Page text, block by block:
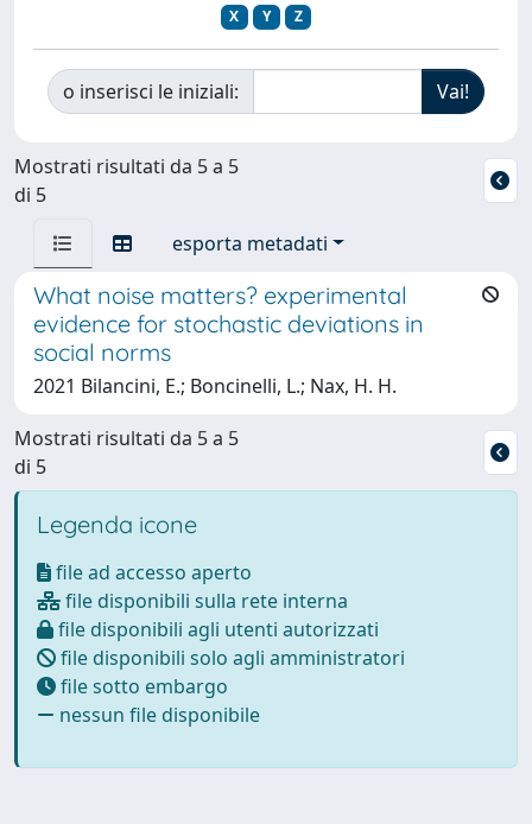
X
Y Z
o inserisci le iniziali:
Mostrati risultati da 5 a 5
di 5
esporta metadati
What noise matters? experimental
evidence for stochastic deviations in
social norms
2021 Bilancini, E.; Boncinelli, L.; Nax, H. H.
Mostrati risultati da 5 a 5
di 5
Legenda icone
file ad accesso aperto
file disponibili sulla rete interna
file disponibili agli utenti autorizzati
file disponibili solo agli amministratori
file sotto embargo
nessun file disponibile